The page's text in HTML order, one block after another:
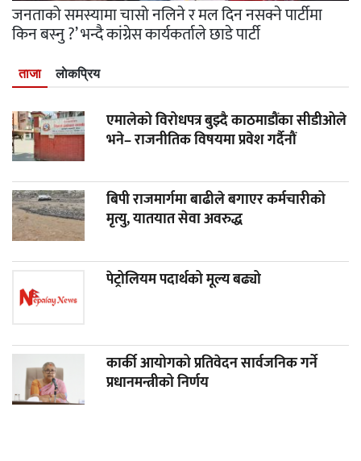
जनताको समस्यामा चासो नलिने र मल दिन नसक्ने पार्टीमा
किन बस्नु ?’ भन्दै कांग्रेस कार्यकर्ताले छाडे पार्टी
ताजा लाेकप्रिय
एमालेको विरोधपत्र बुझ्दै काठमाडौंका सीडीओले
भने– राजनीतिक विषयमा प्रवेश गर्दैनौं
बिपी राजमार्गमा बाढीले बगाएर कर्मचारीको
मृत्यु, यातयात सेवा अवरुद्ध
पेट्रोलियम पदार्थको मूल्य बढ्यो
कार्की आयोगको प्रतिवेदन सार्वजनिक गर्ने
प्रधानमन्त्रीको निर्णय